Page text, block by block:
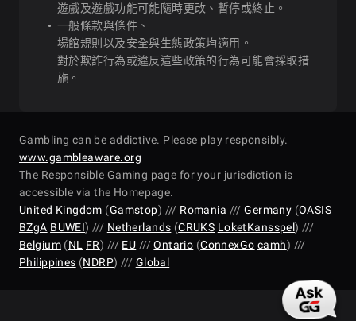
2025-12-22 Mon 18:00
[Final
Eights
2025-12-24 Wed 18:00
Merry Flipmas
Stage]
#12: $125
Christmas
2025-12-14 Sun 14:00
2025-12-14
2025-12-14
2025-12-14 Sun 15:00
$25 Mini
GRAND
$44 Bounty
FORTY
遊戲及遊戲功能可能隨時更改、暫停或終止。
一般條款與條件、
場館規則以及安全與生態政策均適用。
對於欺詐行為或違反這些政策的行為可能會採取措
施。
Gambling can be addictive. Please play responsibly.
www.gambleaware.org
The Responsible Gaming page for your jurisdiction is
accessible via the Homepage.
United Kingdom (Gamstop) /// Romania ///Germany (OASIS
BZgA BUWEI) /// Netherlands (CRUKS LoketKansspel) ///
Belgium(NL FR) /// EU ///Ontario (ConnexGo camh) ///
Philippines (NDRP) /// Global